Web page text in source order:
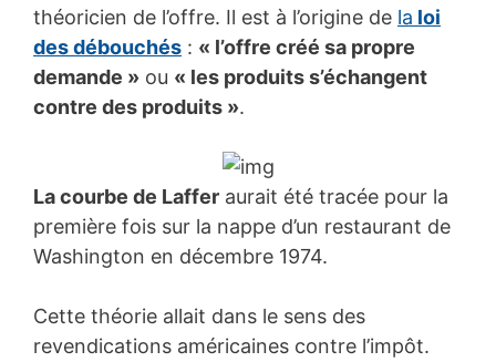
théoricien de l’offre. Il est à l’origine de la loi
des débouchés : « l’offre créé sa propre
demande » ou « les produits s’échangent
contre des produits ».
La courbe de Laffer aurait été tracée pour la
première fois sur la nappe d’un restaurant de
Washington en décembre 1974.
Cette théorie allait dans le sens des
revendications américaines contre l’impôt.